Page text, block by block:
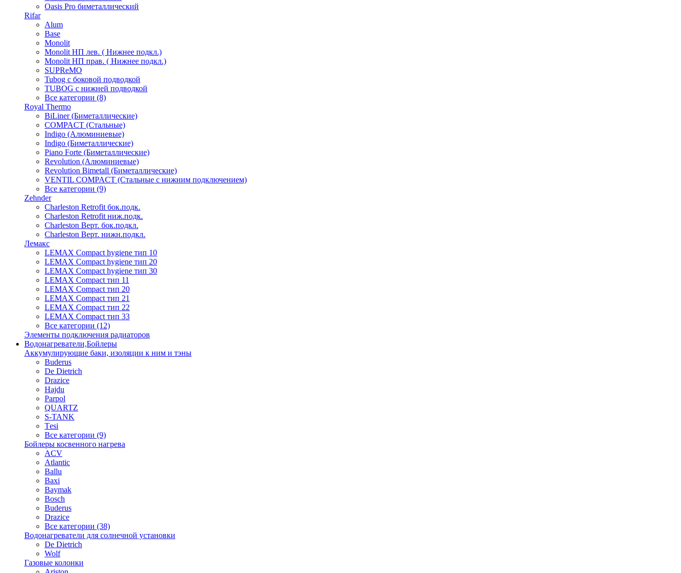
Oasis Pro биметаллический
Rifar
Alum
Base
Monolit
Monolit НП лев. ( Нижнее подкл.)
Monolit НП прав. ( Нижнее подкл.)
SUPReMO
Tubog с боковой подводкой
TUBOG с нижней подводкой
Все категории (8)
Royal Thermo
BiLiner (Биметаллические)
COMPACT (Стальные)
Indigo (Алюминиевые)
Indigo (Биметаллические)
Piano Forte (Биметаллические)
Revolution (Алюминиевые)
Revolution Bimetall (Биметаллические)
VENTIL COMPACT (Стальные с нижним подключением)
Все категории (9)
Zehnder
Charleston Retrofit бок.подк.
Charleston Retrofit ниж.подк.
Charleston Верт. бок.подкл.
Charleston Верт. нижн.подкл.
Лемакс
LEMAX Compact hygiene тип 10
LEMAX Compact hygiene тип 20
LEMAX Compact hygiene тип 30
LEMAX Compact тип 11
LEMAX Compact тип 20
LEMAX Compact тип 21
LEMAX Compact тип 22
LEMAX Compact тип 33
Все категории (12)
Элементы подключения радиаторов
Водонагреватели,Бойлеры
Аккумулирующие баки, изоляции к ним и тэны
Buderus
De Dietrich
Drazice
Hajdu
Parpol
QUARTZ
S-TANK
Tеsi
Все категории (9)
Бойлеры косвенного нагрева
ACV
Atlantic
Ballu
Baxi
Baymak
Bosch
Buderus
Drazice
Все категории (38)
Водонагреватели для солнечной установки
De Dietrich
Wolf
Газовые колонки